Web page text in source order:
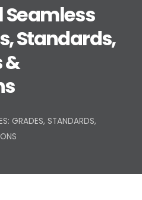
Seamless
Standards,
&
GRADES, STANDARDS,